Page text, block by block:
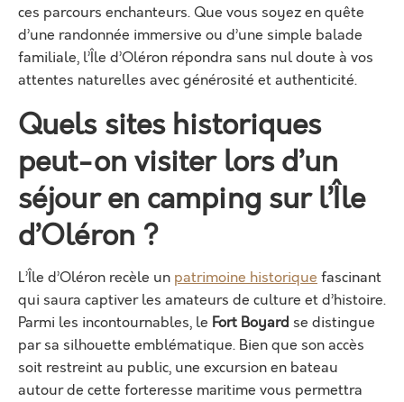
ces parcours enchanteurs. Que vous soyez en quête
d’une randonnée immersive ou d’une simple balade
familiale, l’Île d’Oléron répondra sans nul doute à vos
attentes naturelles avec générosité et authenticité.
Quels sites historiques
peut-on visiter lors d’un
séjour en camping sur l’Île
d’Oléron ?
L’Île d’Oléron recèle un patrimoine historique fascinant
qui saura captiver les amateurs de culture et d’histoire.
Parmi les incontournables, le Fort Boyard se distingue
par sa silhouette emblématique. Bien que son accès
soit restreint au public, une excursion en bateau
autour de cette forteresse maritime vous permettra